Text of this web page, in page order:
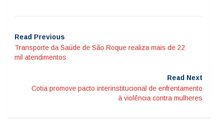
Read Previous
Transporte da Saúde de São Roque realiza mais de 22
mil atendimentos
Read Next
Cotia promove pacto interinstitucional de enfrentamento
à violência contra mulheres